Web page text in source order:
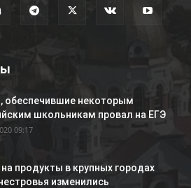
обеспечившие некоторым
школьникам провал на ЕГЭ
09:17
продукты в крупных городах
изменились